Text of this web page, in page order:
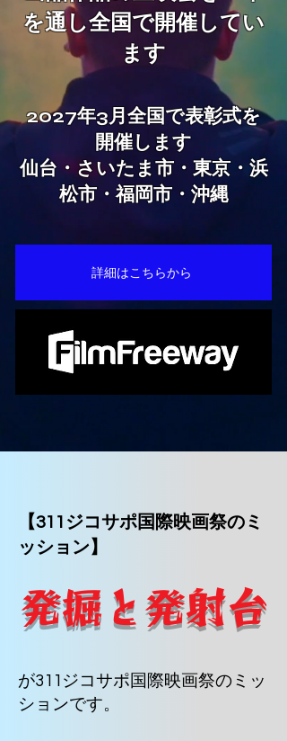
を通し全国で開催してい
ます
2027年3月全国で表彰式を
開催します
​仙台・さいたま市・東京・浜
松市・福岡市・沖縄
詳細はこちらから
【311ジコサポ国際映画祭のミ
ッション】
発掘と発射台
が311ジコサポ国際映画祭のミッ
ションです。